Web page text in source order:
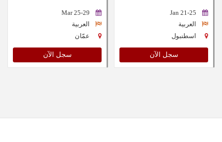
21-25 Jan
العربية
اسطنبول
سجل الآن
25-29 Mar
العربية
عمّان
سجل الآن